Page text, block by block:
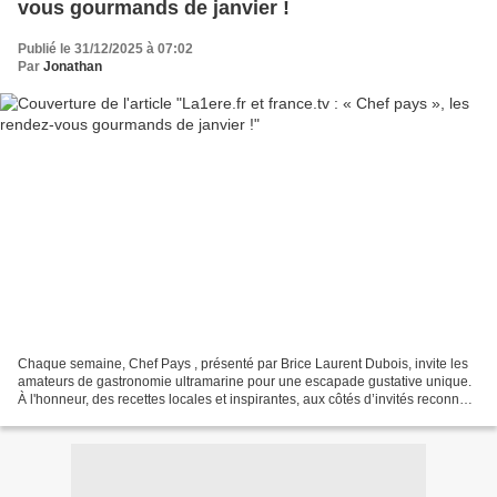
vous gourmands de janvier !
Publié le 31/12/2025 à 07:02
Par Jonathan
Chaque semaine, Chef Pays , présenté par Brice Laurent Dubois, invite les
amateurs de gastronomie ultramarine pour une escapade gustative unique.
À l'honneur, des recettes locales et inspirantes, aux côtés d’invités reconnus,